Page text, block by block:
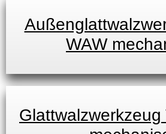
WAW
Glattwalzwerkzeug